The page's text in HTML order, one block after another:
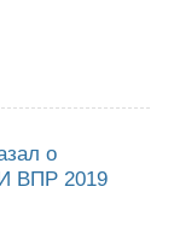
о
ВПР 2019